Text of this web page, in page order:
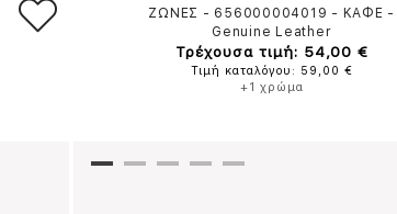
ΖΩΝΕΣ - 656000004019 - ΚΑΦΕ -
Genuine Leather
Τρέχουσα τιμή: 54,00 €
Τιμή καταλόγου: 59,00 €
+1 χρώμα